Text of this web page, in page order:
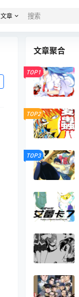
文章
文章聚合
TOP1
TOP2
TOP3